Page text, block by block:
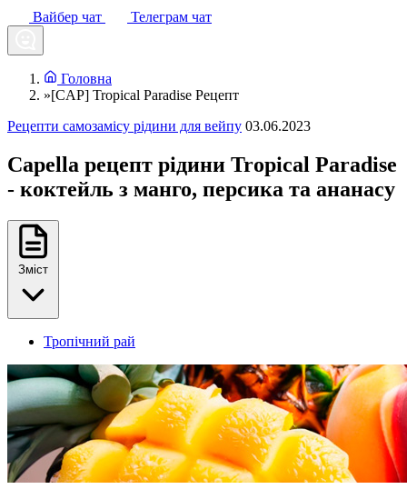
Вайбер чат
Телеграм чат
Головна
»[CAP] Tropical Paradise Рецепт
Рецепти самозамісу рідини для вейпу 03.06.2023
Capella рецепт рідини Tropical Paradise
- коктейль з манго, персика та ананасу
Зміст
Тропічний рай